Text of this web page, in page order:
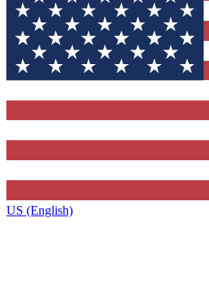
US (English)